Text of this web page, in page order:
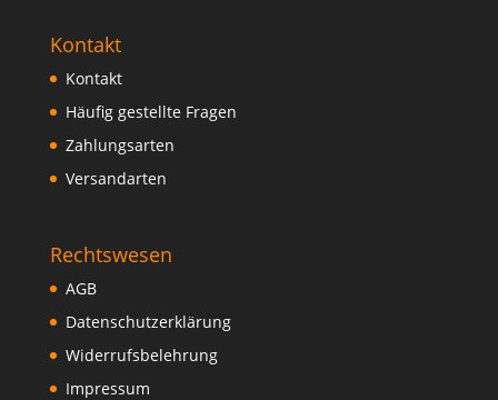
Kontakt
Kontakt
Häufig gestellte Fragen
Zahlungsarten
Versandarten
Rechtswesen
AGB
Datenschutzerklärung
Widerrufsbelehrung
Impressum